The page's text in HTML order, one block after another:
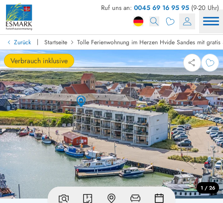
Ruf uns an: 0045 69 16 95 95 (9-20 Uhr)
Zurück | Startseite Tolle Ferienwohnung im Herzen Hvide Sandes mit gratis
Verbrauch inklusive
1 / 26